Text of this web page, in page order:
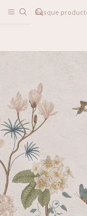
PAPELES MURALES